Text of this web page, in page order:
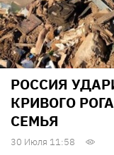
РОССИЯ
КРИВОГО
СЕМЬЯ
30 Июля 11:58